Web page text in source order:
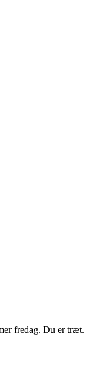
fredag. Du er træt.